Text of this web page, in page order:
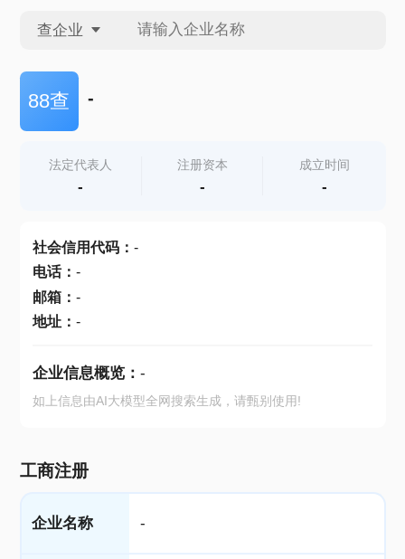
查企业
查企业
查产地
88查 -
法定代表人
-
注册资本
-
成立时间
-
社会信用代码： -
电话： -
邮箱： -
地址： -
企业信息概览： -
如上信息由AI大模型全网搜索生成，请甄别使用!
工商注册
企业名称 -